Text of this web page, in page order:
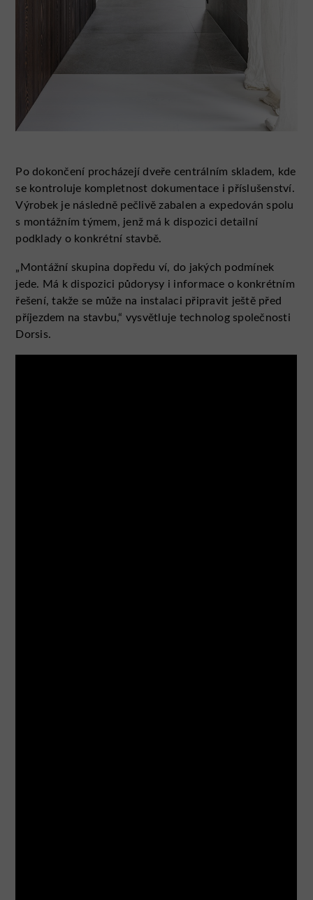
Po dokončení procházejí dveře centrálním skladem, kde
se kontroluje kompletnost dokumentace i příslušenství.
Výrobek je následně pečlivě zabalen a expedován spolu
s montážním týmem, jenž má k dispozici detailní
podklady o konkrétní stavbě.
„Montážní skupina dopředu ví, do jakých podmínek
jede. Má k dispozici půdorysy i informace o konkrétním
řešení, takže se může na instalaci připravit ještě před
příjezdem na stavbu,“ vysvětluje technolog společnosti
Dorsis.